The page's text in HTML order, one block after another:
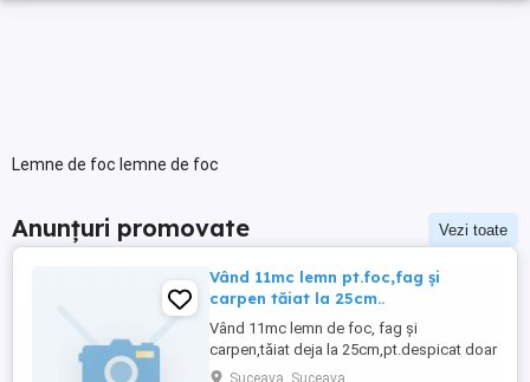
Lemne de foc lemne de foc
Anunțuri promovate Vezi toate
Vând 11mc lemn pt.foc,fag și
carpen tăiat la 25cm..
Vând 11mc lemn de foc, fag și
carpen,tăiat deja la 25cm,pt.despicat doar
50% din cantitate.
Suceava, Suceava